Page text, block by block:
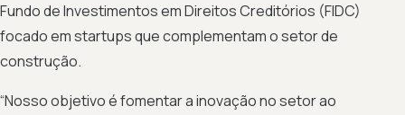
Fundo de Investimentos em Direitos Creditórios (FIDC)
focado em startups que complementam o setor de
construção.
“Nosso objetivo é fomentar a inovação no setor ao